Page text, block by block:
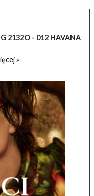
2132O - 012 HAVANA
»